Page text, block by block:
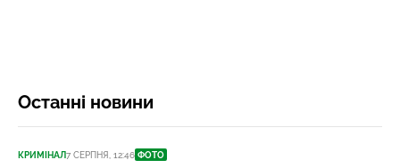
Останні новини
КРИМІНАЛ7 СЕРПНЯ, 12:46 ФОТО